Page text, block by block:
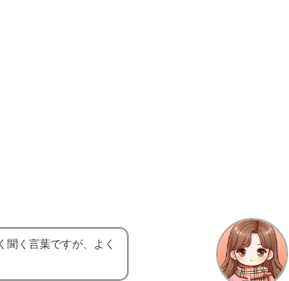
聞く言葉ですが、よく